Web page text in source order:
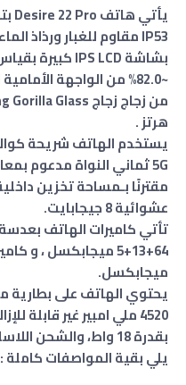
يأتي هاتف Desire 22 Pro بتصميم جميل
IP53 مقاوم للغبار ورذاذ الماء .
~82.0% من الواجهة
من زجاج زجاج Corning Gorilla Glass ،
هرتز .
عشوائية 8 جيجابايت.
تأتي كاميرات الهاتف بعدسة
ميجابكسل.
4520 ملي امبير غير قابلة
بقدرة 18 واط،
والشحن
يلي بقية المواصفات كاملة :